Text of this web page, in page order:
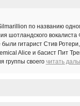
по названию
шотландского
были гитарист Стив
Alice и басист Пит
группы своего читать